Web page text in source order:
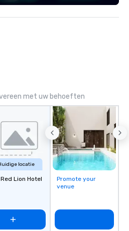
met uw behoeften
locatie
Lion Hotel
Promote your
venue